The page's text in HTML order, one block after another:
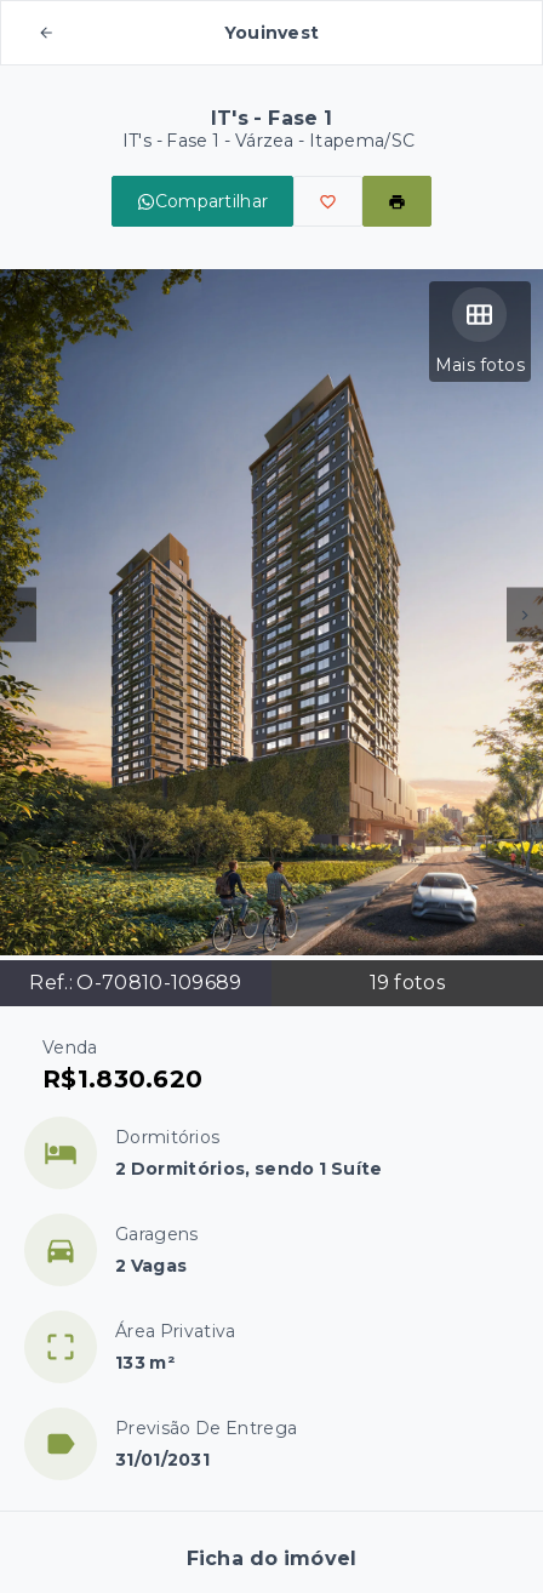
Youinvest
IT's - Fase 1
IT's - Fase 1 - Várzea - Itapema/SC
Compartilhar
Mais fotos
Ref.:O-70810-109689 19 fotos
Venda
R$1.830.620
Dormitórios
2 Dormitórios, sendo 1 Suíte
Garagens
2 Vagas
Área Privativa
133 m²
Previsão De Entrega
31/01/2031
Ficha do imóvel